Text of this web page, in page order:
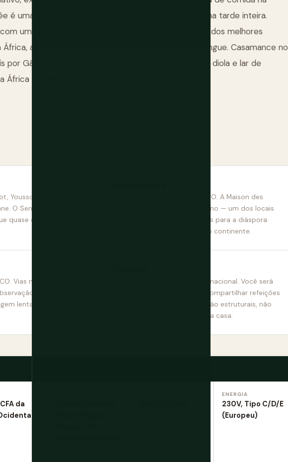
é uma viagem de ferry de 15 minutos que requer uma tarde inteira.
um festival de jazz. O Delta do Sine-Saloum é um dos melhores
acessível por pirogue através de canais de mangue. Casamance no
por Gâmbia — é exuberante, verde, tradicionalmente diola e lar de
África Ocidental em Cap Skirring.
Youssou N'Dour, a
O Senegal produz
quase qualquer
Patrimônio Mundial da UNESCO. A Maison des
Esclaves e a Porta Sem Retorno — um dos locais
de memória mais importantes para a diáspora
africana em qualquer lugar do continente.
Vias navegáveis de
de aves
lenta na África
Hospitalidade como filosofia nacional. Você será
oferecido chá, convidado a compartilhar refeições
e acolhido de maneiras que são estruturais, não
performadas. Ela o segue para casa.
da
ENERGIA
230V, Tipo C/D/E
(Europeu)